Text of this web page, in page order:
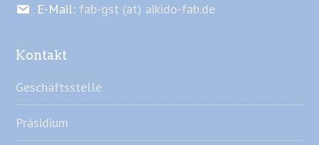
E-Mail: fab-gst (at) aikido-fab.de
Kontakt
Geschäftsstelle
Präsidium